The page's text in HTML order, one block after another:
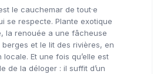
le cauchemar de tout·e
se respecte. Plante exotique
la renouée a une fâcheuse
et le lit des rivières, en
Et une fois qu’elle est
de la déloger : il suffit d’un